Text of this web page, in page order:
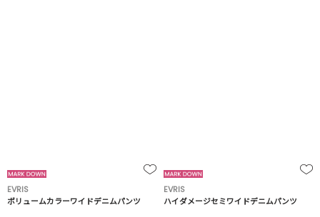
EVRIS
ボリュームカラーワイドデニムパンツ
EVRIS
ハイダメージセミワイドデニムパンツ